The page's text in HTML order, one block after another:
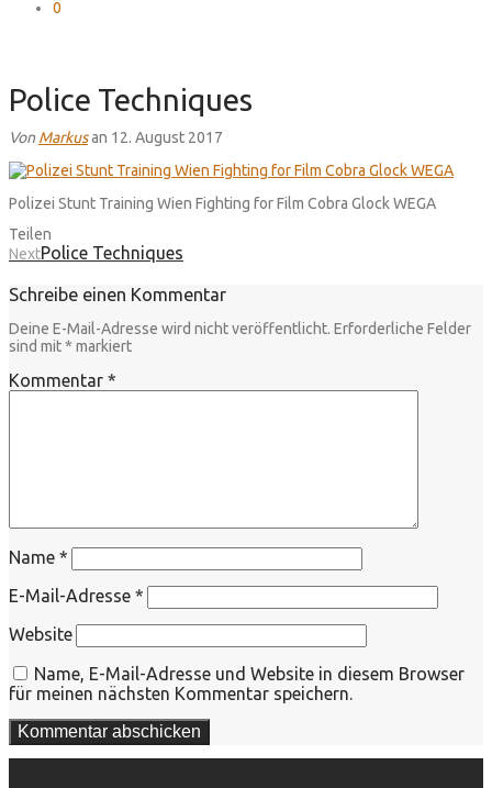
0
Police Techniques
VonMarkusan 12. August 2017
Polizei Stunt Training Wien Fighting for Film Cobra Glock WEGA
Teilen
NextPolice Techniques
Schreibe einen Kommentar
Deine E-Mail-Adresse wird nicht veröffentlicht. Erforderliche Felder
sind mit* markiert
Kommentar *
Name *
E-Mail-Adresse *
Website
Name, E-Mail-Adresse und Website in diesem Browser
für meinen nächsten Kommentar speichern.